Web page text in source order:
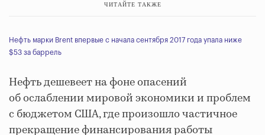
ЧИТАЙТЕ ТАКЖЕ
Нефть марки Brent впервые с начала сентября 2017 года упала ниже
$53 за баррель
Нефть дешевеет на фоне опасений
об ослаблении мировой экономики и проблем
с бюджетом США, где произошло частичное
прекращение финансирования работы